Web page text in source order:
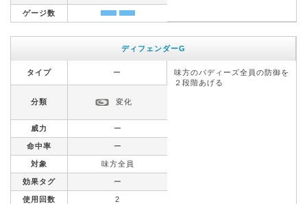
ゲージ数
ディフェンダーG
タイプ ー
味方のバディーズ全員の防御を
２段階あげる
分類 変化
威力 ー
命中率 ー
対象 味方全員
効果タグ ー
使用回数 2